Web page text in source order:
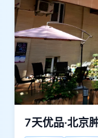
7天优品·北京